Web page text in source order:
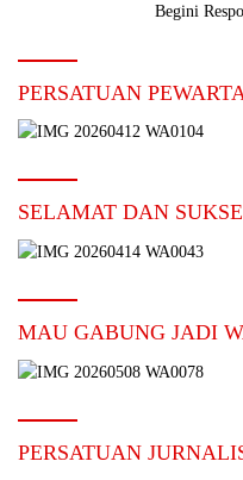
Begini
PERSATUAN
SELAMAT DAN
MAU GABUNG JADI
PERSATUAN